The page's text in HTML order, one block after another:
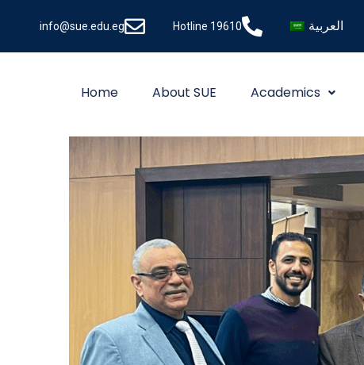
info@sue.edu.eg Hotline 19610 العربية
Home About SUE Academics